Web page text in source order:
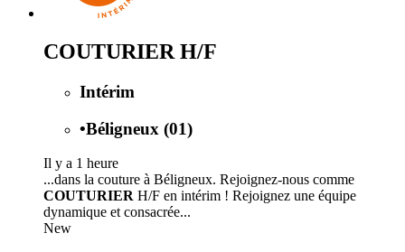
COUTURIER H/F
Intérim
•Béligneux (01)
Il y a 1 heure
...dans la couture à Béligneux. Rejoignez-nous comme
COUTURIER H/F en intérim ! Rejoignez une équipe
dynamique et consacrée...
New